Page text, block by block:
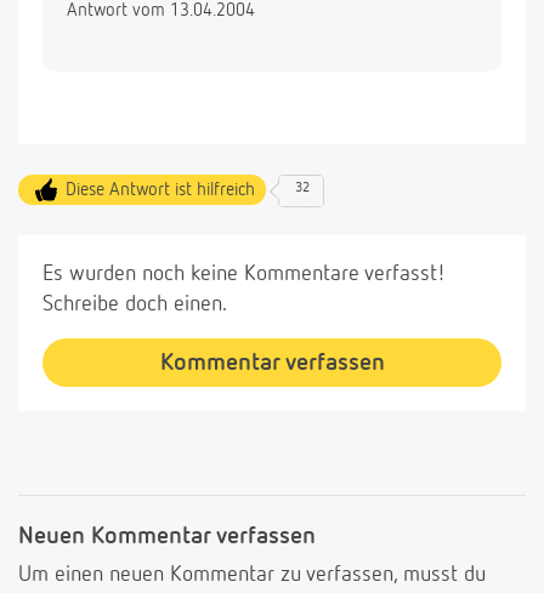
Antwort vom 13.04.2004
Diese Antwort ist hilfreich 32
Es wurden noch keine Kommentare verfasst!
Schreibe doch einen.
Kommentar verfassen
Neuen Kommentar verfassen
Um einen neuen Kommentar zu verfassen, musst du